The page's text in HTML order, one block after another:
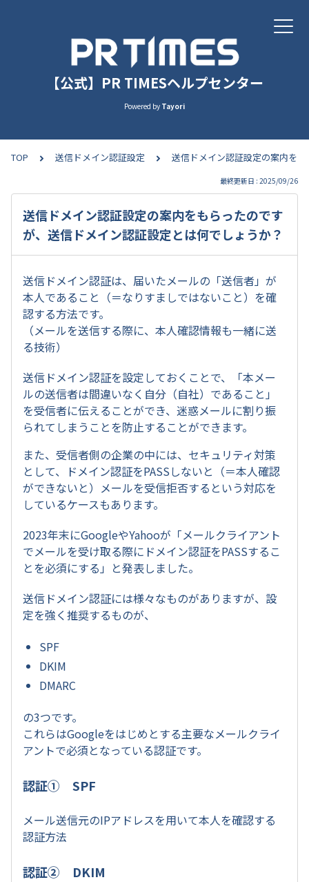
【公式】PR TIMESヘルプセンター
Powered by Tayori
TOP 送信ドメイン認証設定 送信ドメイン認証設定の案内を
最終更新日 : 2025/09/26
送信ドメイン認証設定の案内をもらったのです
が、送信ドメイン認証設定とは何でしょうか？
送信ドメイン認証は、届いたメールの「送信者」が
本人であること（＝なりすましではないこと）を確
認する方法です。
（メールを送信する際に、本人確認情報も一緒に送
る技術）
送信ドメイン認証を設定しておくことで、「本メー
ルの送信者は間違いなく自分（自社）であること」
を受信者に伝えることができ、迷惑メールに割り振
られてしまうことを防止することができます。
また、受信者側の企業の中には、セキュリティ対策
として、ドメイン認証をPASSしないと（＝本人確認
ができないと）メールを受信拒否するという対応を
しているケースもあります。
2023年末にGoogleやYahooが「メールクライアント
でメールを受け取る際にドメイン認証をPASSするこ
とを必須にする」と発表しました。
送信ドメイン認証には様々なものがありますが、設
定を強く推奨するものが、
SPF
DKIM
DMARC
の3つです。
これらはGoogleをはじめとする主要なメールクライ
アントで必須となっている認証です。
認証① SPF
メール送信元のIPアドレスを用いて本人を確認する
認証方法
認証② DKIM